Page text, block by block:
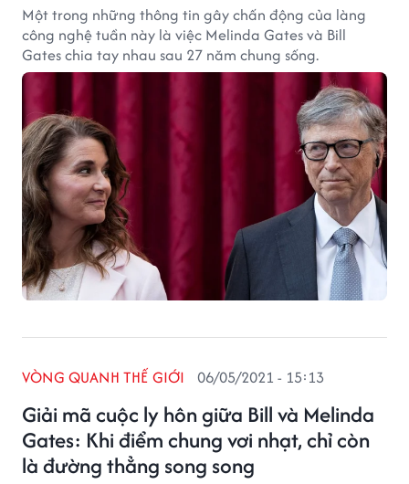
Một trong những thông tin gây chấn động của làng
công nghệ tuần này là việc Melinda Gates và Bill
Gates chia tay nhau sau 27 năm chung sống.
Giải mã cuộc ly hôn giữa Bill và Melinda
Gates: Khi điểm chung vơi nhạt, chỉ còn
là đường thẳng song song
VÒNG QUANH THẾ GIỚI 06/05/2021 - 15:13